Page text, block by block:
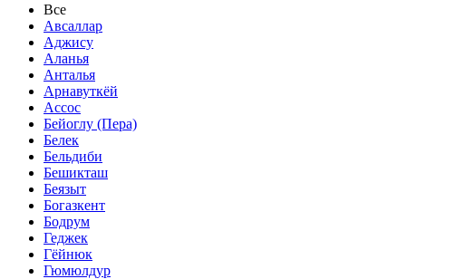
Все
Авсаллар
Аджису
Аланья
Анталья
Арнавуткёй
Ассос
Бейоглу (Пера)
Белек
Бельдиби
Бешикташ
Беязыт
Богазкент
Бодрум
Геджек
Гёйнюк
Гюмюлдур